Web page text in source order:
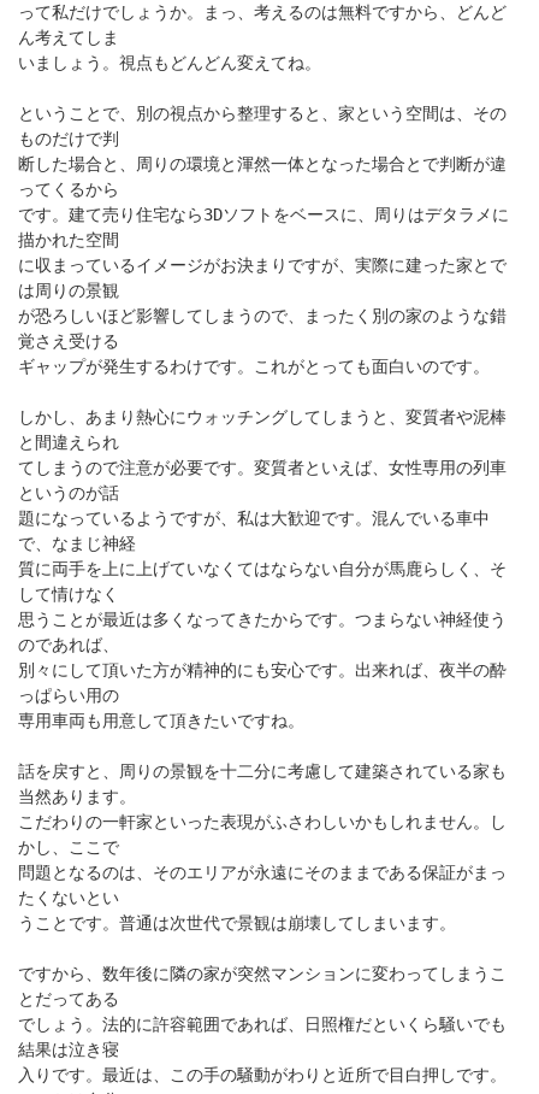
って私だけでしょうか。まっ、考えるのは無料ですから、どんど
ん考えてしま
いましょう。視点もどんどん変えてね。
ということで、別の視点から整理すると、家という空間は、その
ものだけで判
断した場合と、周りの環境と渾然一体となった場合とで判断が違
ってくるから
です。建て売り住宅なら3Dソフトをベースに、周りはデタラメに
描かれた空間
に収まっているイメージがお決まりですが、実際に建った家とで
は周りの景観
が恐ろしいほど影響してしまうので、まったく別の家のような錯
覚さえ受ける
ギャップが発生するわけです。これがとっても面白いのです。
しかし、あまり熱心にウォッチングしてしまうと、変質者や泥棒
と間違えられ
てしまうので注意が必要です。変質者といえば、女性専用の列車
というのが話
題になっているようですが、私は大歓迎です。混んでいる車中
で、なまじ神経
質に両手を上に上げていなくてはならない自分が馬鹿らしく、そ
して情けなく
思うことが最近は多くなってきたからです。つまらない神経使う
のであれば、
別々にして頂いた方が精神的にも安心です。出来れば、夜半の酔
っぱらい用の
専用車両も用意して頂きたいですね。
話を戻すと、周りの景観を十二分に考慮して建築されている家も
当然あります。
こだわりの一軒家といった表現がふさわしいかもしれません。し
かし、ここで
問題となるのは、そのエリアが永遠にそのままである保証がまっ
たくないとい
うことです。普通は次世代で景観は崩壊してしまいます。
ですから、数年後に隣の家が突然マンションに変わってしまうこ
とだってある
でしょう。法的に許容範囲であれば、日照権だといくら騒いでも
結果は泣き寝
入りです。最近は、この手の騒動がわりと近所で目白押しです。